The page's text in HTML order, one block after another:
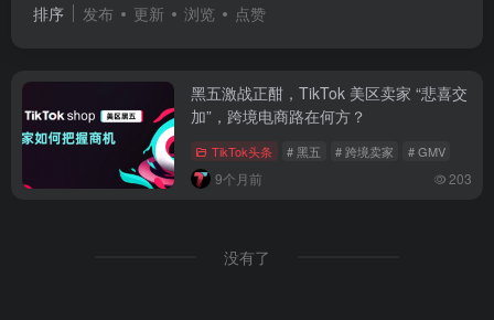
排序 发布 更新 浏览 点赞
黑五激战正酣，TikTok 美区卖家 “悲喜交
加”，跨境电商路在何方？
TikTok头条 # 黑五 # 跨境卖家 # GMV
9个月前 203
没有了